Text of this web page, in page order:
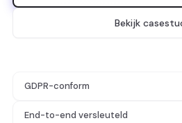
Bekijk
GDPR-conform
End-to-end versleuteld